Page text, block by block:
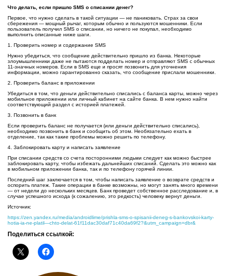
Что делать, если пришло SMS о списании денег?
Первое, что нужно сделать в такой ситуации — не паниковать. Страх за свои
сбережения — мощный рычаг, которым обычно и пользуются мошенники. Если
пользователь получил SMS о списании, но ничего не покупал, необходимо
выполнить описанные ниже шаги.
1. Проверить номер и содержание SMS
Нужно убедиться, что сообщение действительно пришло из банка. Некоторые
злоумышленники даже не пытаются подделать номер и отправляют SMS с обычных
11-значных номеров. Если в SMS еще и просят позвонить для уточнения
информации, можно гарантированно сказать, что сообщение прислали мошенники.
2. Проверить баланс в приложении
Убедиться в том, что деньги действительно списались с баланса карты, можно через
мобильное приложении или личный кабинет на сайте банка. В нем нужно найти
соответствующий раздел с историей платежей.
3. Позвонить в банк
Если проверить баланс не получается (или деньги действительно списались),
необходимо позвонить в банк и сообщить об этом. Необязательно ехать в
отделение, так как такие проблемы можно решить по телефону.
4. Заблокировать карту и написать заявление
При списании средств со счета посторонними людьми следует как можно быстрее
заблокировать карту, чтобы избежать дальнейших списаний. Сделать это можно как
в мобильном приложении банка, так и по телефону горячей линии.
Последний шаг заключается в том, чтобы написать заявление о возврате средств и
оспорить платеж. Такие операции в банке возможны, но могут занять много времени
— от недели до нескольких месяцев. Банк проведет собственное расследование и, в
случае успешного исхода (к сожалению, это редкость) человеку вернут деньги.
Источник:
https://zen.yandex.ru/media/androidlime/prishla-sms-o-spisanii-deneg-s-bankovskoi-karty-
hotia-ia-ne-platil—chto-delat-61f11dac30daf71c40da69f2?&utm_campaign=dbr&
Поделиться ссылкой: